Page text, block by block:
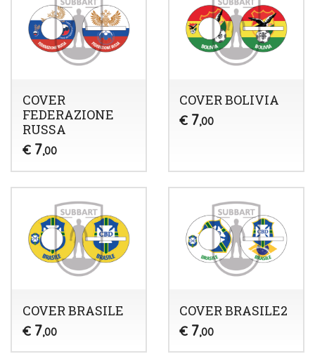
COVER
FEDERAZIONE
RUSSA
€ 7,00
COVER BOLIVIA
€ 7,00
COVER BRASILE
€ 7,00
COVER BRASILE2
€ 7,00